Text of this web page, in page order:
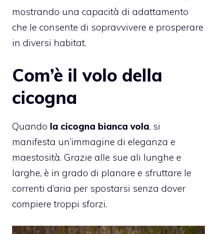
mostrando una capacità di adattamento
che le consente di sopravvivere e prosperare
in diversi habitat.
Com’è il volo della
cicogna
Quando la cicogna bianca vola, si
manifesta un’immagine di eleganza e
maestosità. Grazie alle sue ali lunghe e
larghe, è in grado di planare e sfruttare le
correnti d’aria per spostarsi senza dover
compiere troppi sforzi.